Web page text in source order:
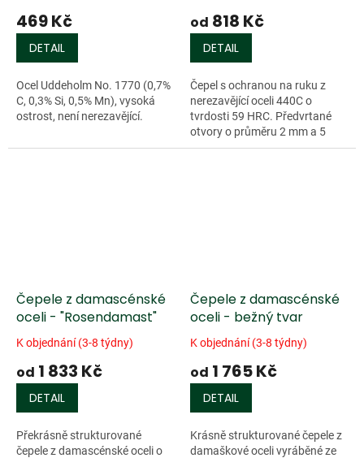
469 Kč
DETAIL
Ocel Uddeholm No. 1770 (0,7%
C, 0,3% Si, 0,5% Mn), vysoká
ostrost, není nerezavějící.
od 818 Kč
DETAIL
Čepel s ochranou na ruku z
nerezavějící oceli 440C o
tvrdosti 59 HRC. Předvrtané
otvory o průměru 2 mm a 5
mm.
Čepele z damascénské
oceli - "Rosendamast"
K objednání (3-8 týdny)
od 1 833 Kč
DETAIL
Překrásně strukturované
čepele z damascénské oceli o
Čepele z damascénské
oceli - bežný tvar
K objednání (3-8 týdny)
od 1 765 Kč
DETAIL
Krásně strukturované čepele z
damaškové oceli vyráběné ze